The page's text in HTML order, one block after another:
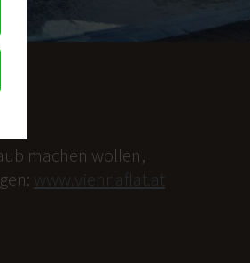
machen wollen,
www.viennaflat.at